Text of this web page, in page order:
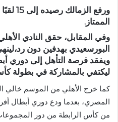
ورفع
الممتاز.
وفي المقابل، حقق النادي
البورسعيدي بهدفين دون
ويفقد فرصة التأهل إلى دوري
ليكتفي بالمشاركة في بطولة
كما خرج الأهلي من الموسم خالي
المصري، بعدما ودع دوري أبطال
من كأس الرابطة من دور